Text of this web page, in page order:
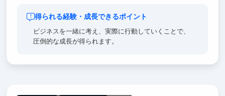
得られる経験・成長できるポイント
ビジネスを一緒に考え、実際に行動していくことで、
圧倒的な成長が得られます。